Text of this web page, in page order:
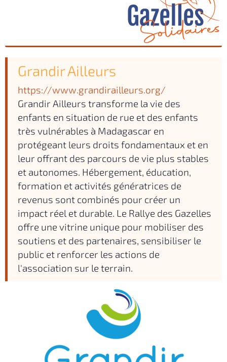
Grandir Ailleurs
https://www.grandirailleurs.org/
Grandir Ailleurs transforme la vie des
enfants en situation de rue et des enfants
très vulnérables à Madagascar en
protégeant leurs droits fondamentaux et en
leur offrant des parcours de vie plus stables
et autonomes. Hébergement, éducation,
formation et activités génératrices de
revenus sont combinés pour créer un
impact réel et durable. Le Rallye des Gazelles
offre une vitrine unique pour mobiliser des
soutiens et des partenaires, sensibiliser le
public et renforcer les actions de
l'association sur le terrain.